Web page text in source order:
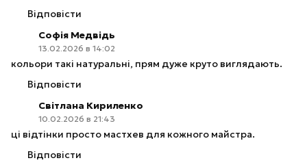
Відповісти
Софія Медвідь
13.02.2026 в 14:02
кольори такі натуральні, прям дуже круто виглядають.
Відповісти
Світлана Кириленко
10.02.2026 в 21:43
ці відтінки просто мастхев для кожного майстра.
Відповісти